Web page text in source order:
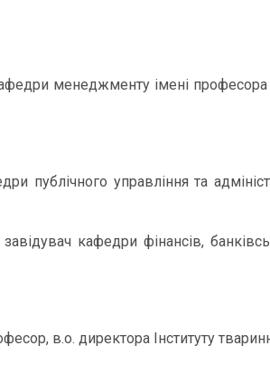
менеджменту імені
публічного управління та
кафедри фінансів,
в.о. директора Інституту